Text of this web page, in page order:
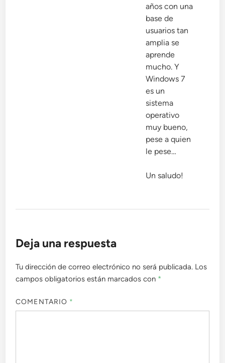
años con una
base de
usuarios tan
amplia se
aprende
mucho. Y
Windows 7
es un
sistema
operativo
muy bueno,
pese a quien
le pese…
Un saludo!
Deja una respuesta
Tu dirección de correo electrónico no será publicada. Los
campos obligatorios están marcados con *
COMENTARIO *